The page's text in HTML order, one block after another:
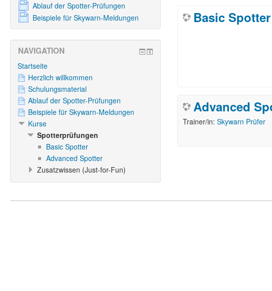
Basic Spotter
Advanced
Trainer/in:Skywarn Prüfer
Ablauf der Spotter-Prüfungen
Beispiele für Skywarn-Meldungen
NAVIGATION
Startseite
Herzlich willkommen
Schulungsmaterial
Ablauf der Spotter-Prüfungen
Beispiele für Skywarn-Meldungen
Kurse
Spotterprüfungen
Basic Spotter
Advanced Spotter
Zusatzwissen (Just-for-Fun)